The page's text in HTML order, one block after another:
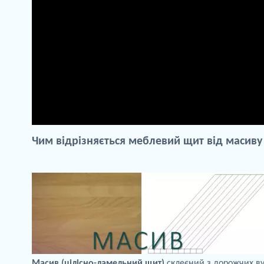
Чим відрізняється меблевий щит від масиву